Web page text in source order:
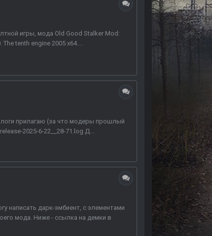
игры, мода Old Good Stalker Mod:
tenth engine 2005 x64....
логи прилагаю (за что модеры прошлый
2025-6-22__28-71.log Д...
написать дарк-эмбиент, с элементами
мода. Ниже - ссылка на демки в